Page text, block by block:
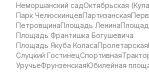
Неморшанский садОктябрьская
Парк ЧелюскинцевПартизанская
ПетровщинаПлощадь Ленина
Площадь Франтишка Богушевича
Площадь Якуба КоласаПролетарская
Слуцкий ГостинецСпортивная
УручьеФрунзенскаяЮбилейная